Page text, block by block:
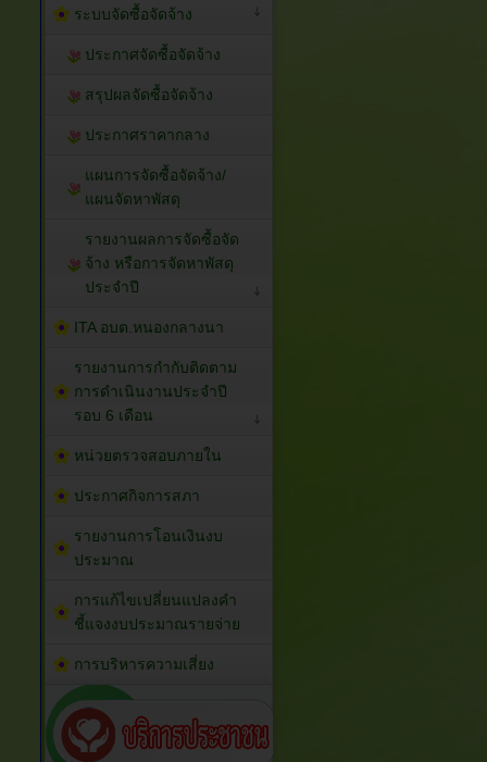
ระบบจัดซื้อจัดจ้าง
ประกาศจัดซื้อจัดจ้าง
สรุปผลจัดซื้อจัดจ้าง
ประกาศราคากลาง
แผนการจัดซื้อจัดจ้าง/
แผนจัดหาพัสดุ
รายงานผลการจัดซื้อจัด
จ้าง หรือการจัดหาพัสดุ
ประจำปี
ITA อบต.หนองกลางนา
รายงานการกำกับติดตาม
การดำเนินงานประจำปี
รอบ 6 เดือน
หน่วยตรวจสอบภายใน
ประกาศกิจการสภา
รายงานการโอนเงินงบ
ประมาณ
การแก้ไขเปลี่ยนแปลงคำ
ชี้แจงงบประมาณรายจ่าย
การบริหารความเสี่ยง